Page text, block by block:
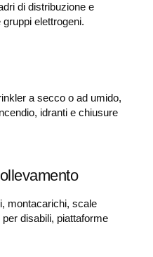
di distribuzione e
elettrogeni.
a secco o ad umido,
idranti e chiusure
montacarichi, scale
disabili, piattaforme